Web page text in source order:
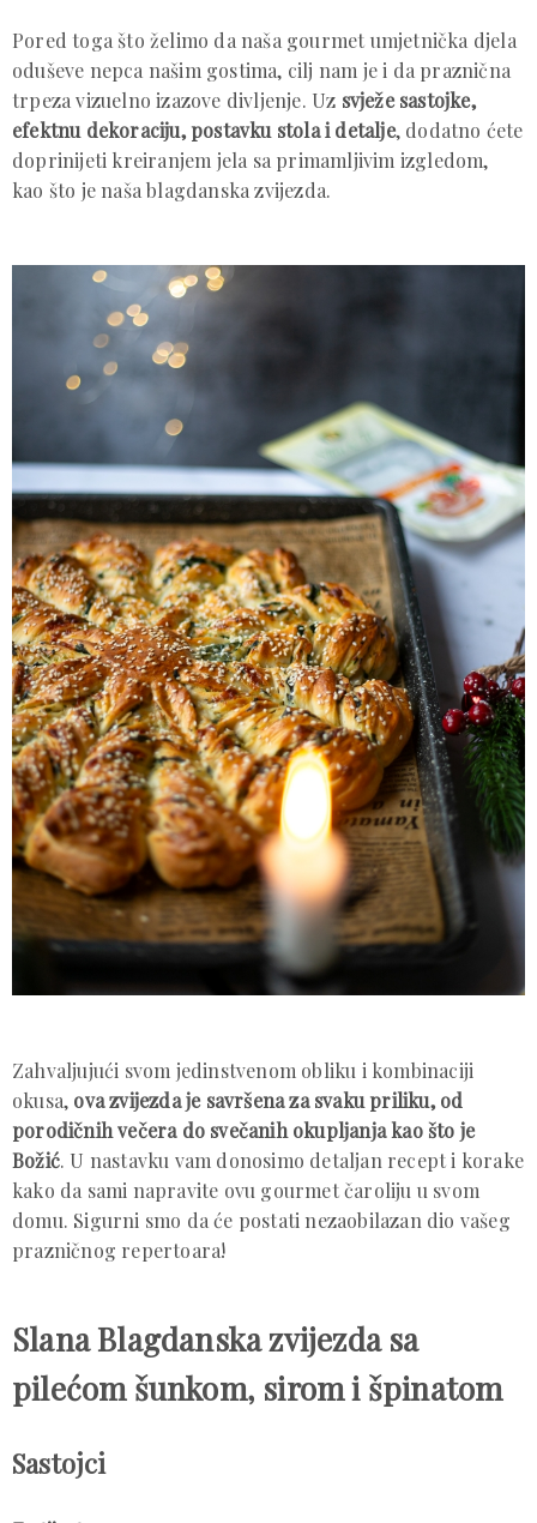
Pored toga što želimo da naša gourmet umjetnička djela
oduševe nepca našim gostima, cilj nam je i da praznična
trpeza vizuelno izazove divljenje. Uz svježe sastojke,
efektnu dekoraciju, postavku stola i detalje, dodatno ćete
doprinijeti kreiranjem jela sa primamljivim izgledom,
kao što je naša blagdanska zvijezda.
Zahvaljujući svom jedinstvenom obliku i kombinaciji
okusa, ova zvijezda je savršena za svaku priliku, od
porodičnih večera do svečanih okupljanja kao što je
Božić. U nastavku vam donosimo detaljan recept i korake
kako da sami napravite ovu gourmet čaroliju u svom
domu. Sigurni smo da će postati nezaobilazan dio vašeg
prazničnog repertoara!
Slana Blagdanska zvijezda sa
pilećom šunkom, sirom i špinatom
Sastojci